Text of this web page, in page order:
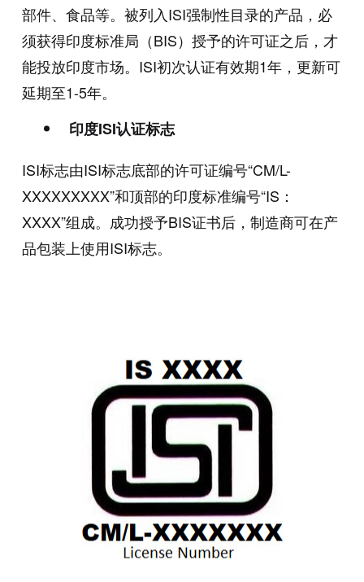
部件、食品等。被列入ISI强制性目录的产品，必
须获得印度标准局（BIS）授予的许可证之后，才
能投放印度市场。ISI初次认证有效期1年，更新可
延期至1-5年。
印度ISI认证标志
ISI标志由ISI标志底部的许可证编号“CM/L-
XXXXXXXXX”和顶部的印度标准编号“IS：
XXXX”组成。成功授予BIS证书后，制造商可在产
品包装上使用ISI标志。